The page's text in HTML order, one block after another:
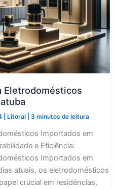
Eletrodomésticos
Litoral| 3 minutos de leitura
Importados em
e Eficiência:
Importados em
atuais, os eletrodomésticos
crucial em residências,